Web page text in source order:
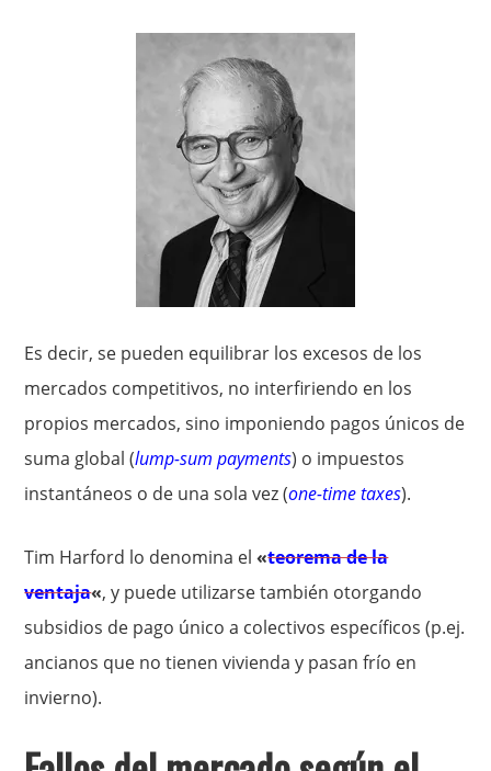
Es decir, se pueden equilibrar los excesos de los
mercados competitivos, no interfiriendo en los
propios mercados, sino imponiendo pagos únicos de
suma global (lump-sum payments) o impuestos
instantáneos o de una sola vez (one-time taxes).
Tim Harford lo denomina el«teorema de la
ventaja«, y puede utilizarse también otorgando
subsidios de pago único a colectivos específicos (p.ej.
ancianos que no tienen vivienda y pasan frío en
invierno).